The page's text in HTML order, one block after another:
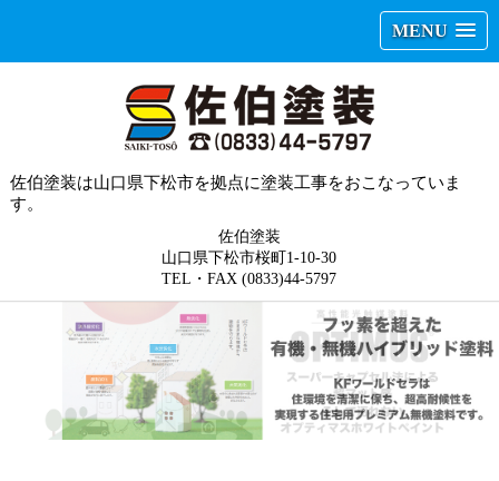
MENU
佐伯塗装は山口県下松市を拠点に塗装工事をおこなっていま
す。
佐伯塗装
山口県下松市桜町1-10-30
TEL・FAX (0833)44-5797